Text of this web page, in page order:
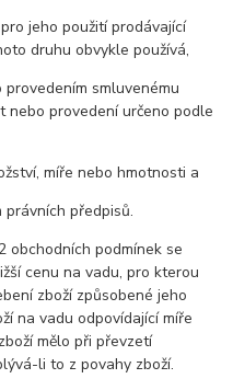
jeho použití prodávající
druhu obvykle používá,
smluvenému
provedení určeno podle
míře nebo hmotnosti a
předpisů.
podmínek se
cenu na vadu, pro kterou
zboží způsobené jeho
na vadu odpovídající míře
mělo při převzetí
li to z povahy zboží.